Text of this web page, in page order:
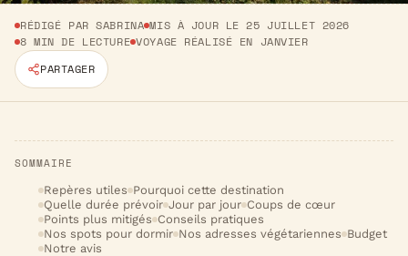
RÉDIGÉ PAR SABRINA MIS À JOUR LE 25 JUILLET 2026
8 MIN DE LECTURE VOYAGE RÉALISÉ EN JANVIER
PARTAGER
SOMMAIRE
Repères utiles Pourquoi cette destination
Quelle durée prévoir Jour par jour Coups de cœur
Points plus mitigés Conseils pratiques
Nos spots pour dormir Nos adresses végétariennes Budget
Notre avis